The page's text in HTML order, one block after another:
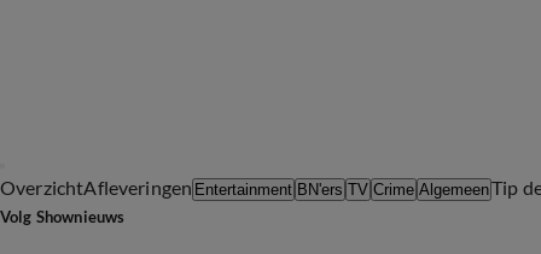
OverzichtAfleveringen Entertainment BN'ers TV Crime AlgemeenTip
Volg Shownieuws